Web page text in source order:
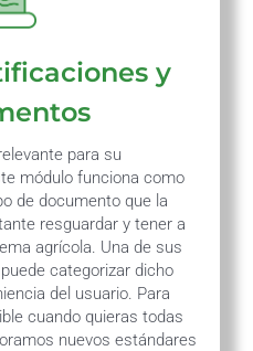
y
para su
módulo funciona como
de documento que la
resguardar y tener a
agrícola. Una de sus
categorizar dicho
del usuario. Para
cuando quieras todas
nuevos estándares